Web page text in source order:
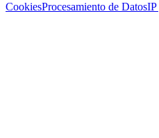
CookiesProcesamiento de DatosIP